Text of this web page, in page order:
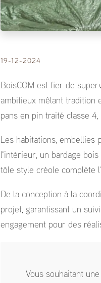
19-12-2024
BoisCOM est fier de
ambitieux mêlant tradition
pans en pin traité classe
Les habitations, embellies
l'intérieur, un bardage
tôle style créole complète
De la conception à la
projet, garantissant un
engagement pour des
Vous souhaitant